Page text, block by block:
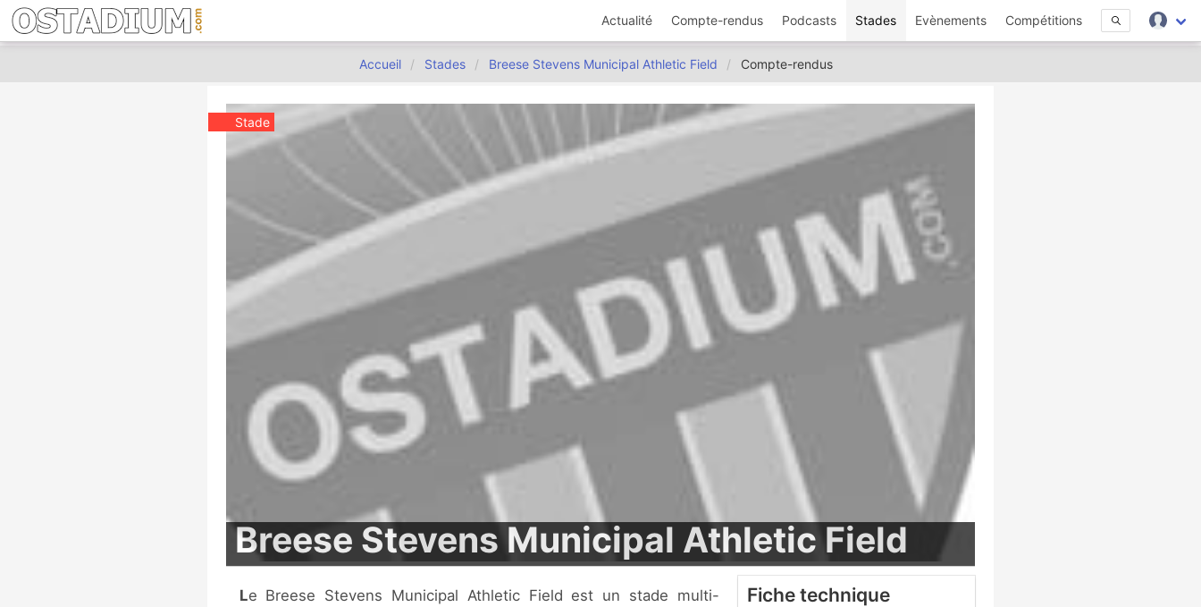
Actualité Compte-rendus Podcasts Stades Evènements Compétitions
Accueil Stades Breese Stevens Municipal Athletic Field Compte-rendus
Stade
Breese Stevens Municipal Athletic Field
Le Breese Stevens Municipal Athletic Field est un stade multi-
Fiche technique